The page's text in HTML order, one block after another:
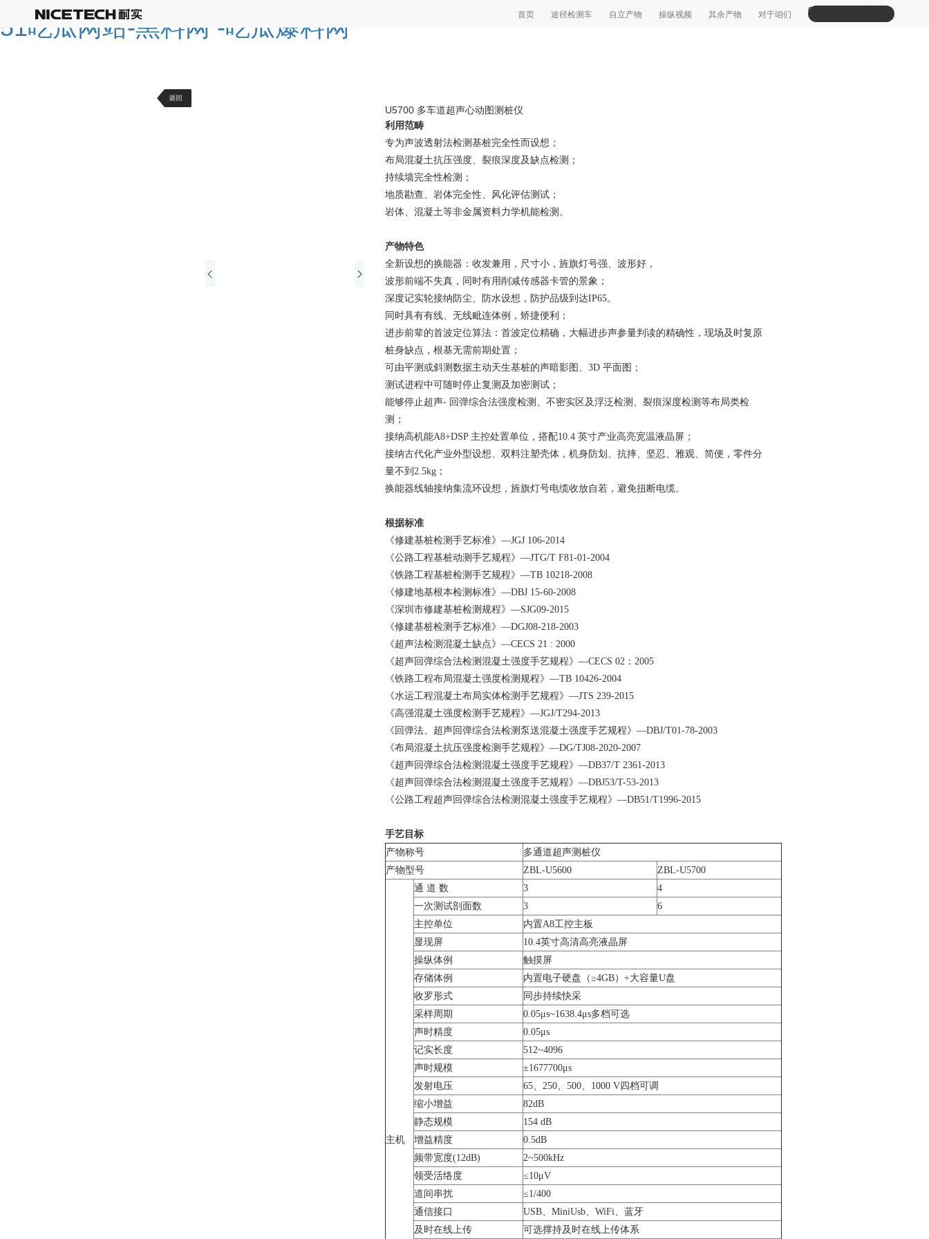
51吃瓜网站-黑料网 -吃瓜爆料网 首页 途径检测车 自立产物 操纵视频 其余产物 对于咱们 010-82433398
U5700 多车道超声心动图测桩仪
利用范畴
专为声波透射法检测基桩完全性而设想；
布局混凝土抗压强度、裂痕深度及缺点检测；
持续墙完全性检测；
地质勘查、岩体完全性、风化评估测试；
岩体、混凝土等非金属资料力学机能检测。
产物特色
全新设想的换能器：收发兼用，尺寸小，旌旗灯号强、波形好，
波形前端不失真，同时有用削减传感器卡管的景象；
深度记实轮接纳防尘、防水设想，防护品级到达IP65。
同时具有有线、无线毗连体例，矫捷便利；
进步前辈的首波定位算法：首波定位精确，大幅进步声参量判读的精确性，现场及时复原
桩身缺点，根基无需前期处置；
可由平测或斜测数据主动天生基桩的声暗影图、3D 平面图；
测试进程中可随时停止复测及加密测试；
能够停止超声- 回弹综合法强度检测、不密实区及浮泛检测、裂痕深度检测等布局类检
测；
接纳高机能A8+DSP 主控处置单位，搭配10.4 英寸产业高亮宽温液晶屏；
接纳古代化产业外型设想、双料注塑壳体，机身防划、抗摔、坚忍、雅观、简便，零件分
量不到2.5kg；
换能器线轴接纳集流环设想，旌旗灯号电缆收放自若，避免扭断电缆。
根据标准
《修建基桩检测手艺标准》—JGJ 106-2014
《公路工程基桩动测手艺规程》—JTG/T F81-01-2004
《铁路工程基桩检测手艺规程》—TB 10218-2008
《修建地基根本检测标准》—DBJ 15-60-2008
《深圳市修建基桩检测规程》—SJG09-2015
《修建基桩检测手艺标准》—DGJ08-218-2003
《超声法检测混凝土缺点》—CECS 21 : 2000
《超声回弹综合法检测混凝土强度手艺规程》—CECS 02：2005
《铁路工程布局混凝土强度检测规程》—TB 10426-2004
《水运工程混凝土布局实体检测手艺规程》—JTS 239-2015
《高强混凝土强度检测手艺规程》—JGJ/T294-2013
《回弹法、超声回弹综合法检测泵送混凝土强度手艺规程》—DBJ/T01-78-2003
《布局混凝土抗压强度检测手艺规程》—DG/TJ08-2020-2007
《超声回弹综合法检测混凝土强度手艺规程》—DB37/T 2361-2013
《超声回弹综合法检测混凝土强度手艺规程》—DBJ53/T-53-2013
《公路工程超声回弹综合法检测混凝土强度手艺规程》—DB51/T1996-2015
手艺目标
产物称号
多通道超声测桩仪
产物型号
ZBL-U5600 ZBL-U5700
主机
通 道 数 3
4
一次测试剖面数
3
6
主控单位
内置A8工控主板
显现屏
10.4英寸高清高亮液晶屏
操纵体例
触摸屏
存储体例
内置电子硬盘（≥4GB）+大容量U盘
收罗形式
同步持续快采
采样周期
0.05μs~1638.4μs多档可选
声时精度
0.05μs
记实长度
512~4096
声时规模
±1677700μs
发射电压
65、250、500、1000 V四档可调
缩小增益
82dB
静态规模
154 dB
增益精度
0.5dB
频带宽度(12dB)
2~500kHz
领受活络度
≤10μV
道间串扰
≤1/400
通信接口
USB、MiniUsb、WiFi、蓝牙
及时在线上传
可选撑持及时在线上传体系